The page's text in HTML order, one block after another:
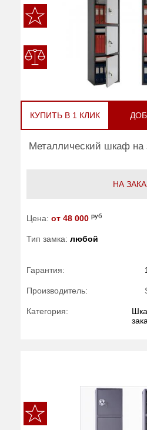
КУПИТЬ В 1 КЛИК
Металлический шкаф на
НА
Цена: от 48 000 руб
Тип замка: любой
Гарантия:
Производитель:
Категория: